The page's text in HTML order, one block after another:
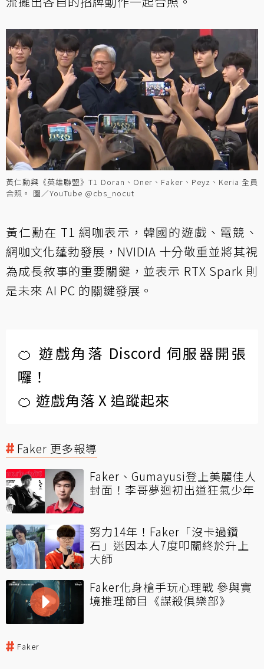
黃仁勳與《英雄聯盟》T1 Doran、Oner、Faker、Peyz、Keria 全員
合照。 圖／YouTube @cbs_nocut
黃仁勳在 T1 網咖表示，韓國的遊戲、電競、
網咖文化蓬勃發展，NVIDIA 十分敬重並將其視
為成長敘事的重要關鍵，並表示 RTX Spark 則
是未來 AI PC 的關鍵發展。
🍊 遊戲角落 Discord 伺服器開張
囉！
🍊 遊戲角落 X 追蹤起來
Faker 更多報導
Faker、Gumayusi登上美麗佳人
封面！李哥夢迴初出道狂氣少年
努力14年！Faker「沒卡過鑽
石」迷因本人7度叩關終於升上
大師
Faker化身槍手玩心理戰 參與實
境推理節目《謀殺俱樂部》
Faker